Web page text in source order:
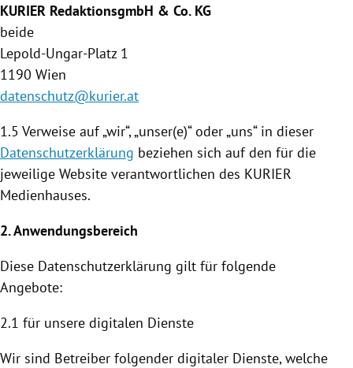
KURIER RedaktionsgmbH & Co. KG
beide
Lepold-Ungar-Platz 1
1190 Wien
datenschutz@kurier.at
1.5 Verweise auf „wir“, „unser(e)“ oder „uns“ in dieser
Datenschutzerklärung beziehen sich auf den für die
jeweilige Website verantwortlichen des KURIER
Medienhauses.
2. Anwendungsbereich
Diese Datenschutzerklärung gilt für folgende
Angebote:
2.1 für unsere digitalen Dienste
Wir sind Betreiber folgender digitaler Dienste, welche